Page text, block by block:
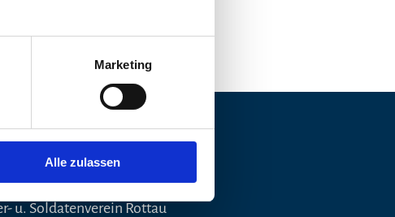
Marketing
Alle zulassen
u. Soldatenverein Rottau